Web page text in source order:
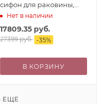
сифон для раковины,
донный клапан
универсальный, розовое
золото
Нет в наличии
17809.35руб.
27399руб. -35%
В КОРЗИНУ
ЕЩЕ